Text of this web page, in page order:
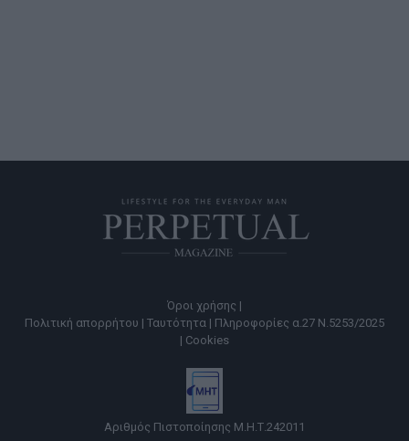
Όροι χρήσης |
Πολιτική απορρήτου | Ταυτότητα | Πληροφορίες α.27 Ν.5253/2025
| Cookies
Αριθμός Πιστοποίησης Μ.Η.Τ.242011